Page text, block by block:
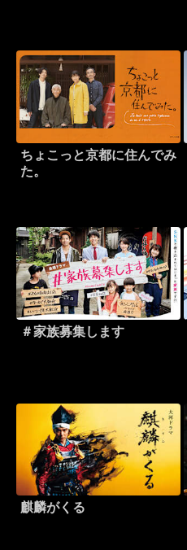
ちょこっと京都に住んでみ
た。
＃家族募集します
麒麟がくる